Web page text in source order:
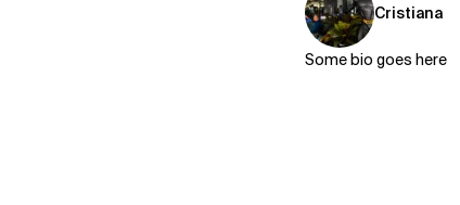
Cristiana
Some bio goes here